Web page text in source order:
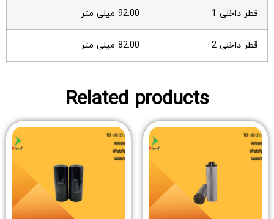
قطر داخلی 1 92.00 میلی متر
قطر داخلی 2 82.00 میلی متر
Related products